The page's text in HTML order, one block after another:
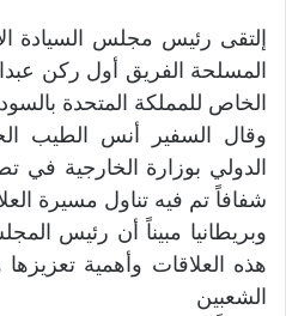
إلتقى رئيس مجلس السيادة
المسلحة الفريق أول ركن
الخاص للمملكة المتحدة
وقال السفير أنس الطيب
الدولي بوزارة الخارجية في
شفافاً تم فيه تناول مسيرة
وبريطانيا مبيناً أن رئيس
هذه العلاقات وأهمية
الشعبين